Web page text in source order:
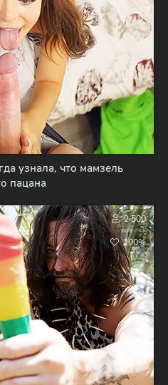
узнала, что мамзель
пацана
2 500
100%